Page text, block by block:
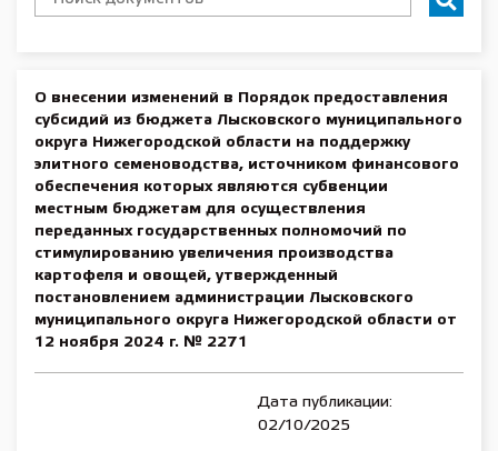
О внесении изменений в Порядок предоставления
субсидий из бюджета Лысковского муниципального
округа Нижегородской области на поддержку
элитного семеноводства, источником финансового
обеспечения которых являются субвенции
местным бюджетам для осуществления
переданных государственных полномочий по
стимулированию увеличения производства
картофеля и овощей, утвержденный
постановлением администрации Лысковского
муниципального округа Нижегородской области от
12 ноября 2024 г. № 2271
Дата публикации:
02/10/2025